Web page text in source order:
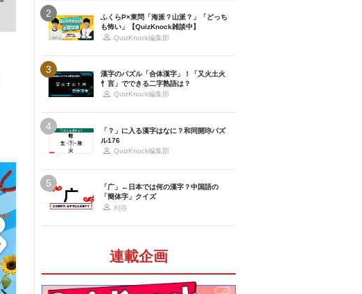
2
ふくらP×東問「海派？山派？」「どっち
も怖い」【QuizKnock雑談中】
QuizKnock編集部
3
漢字のパズル「合体漢字」！「又火土火
忄言」でできる二字熟語は？
QuizKnock編集部
4
「？」に入る漢字はなに？和同開珎パズ
ル176
QuizKnock編集部
5
「广」←日本では何の漢字？中国語の
「簡体字」クイズ
刈谷
連載企画